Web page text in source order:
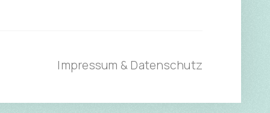
Impressum & Datenschutz